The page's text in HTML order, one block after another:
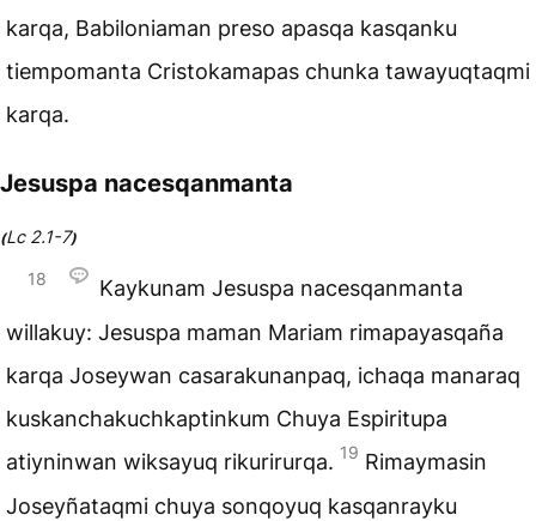
karqa, Babiloniaman preso apasqa kasqanku
tiempomanta Cristokamapas chunka tawayuqtaqmi
karqa.
Jesuspa nacesqanmanta
(Lc 2.1-7)
18
Kaykunam Jesuspa nacesqanmanta
willakuy: Jesuspa maman Mariam rimapayasqaña
karqa Joseywan casarakunanpaq, ichaqa manaraq
kuskanchakuchkaptinkum Chuya Espiritupa
atiyninwan wiksayuq rikurirurqa. 19 Rimaymasin
Joseyñataqmi chuya sonqoyuq kasqanrayku